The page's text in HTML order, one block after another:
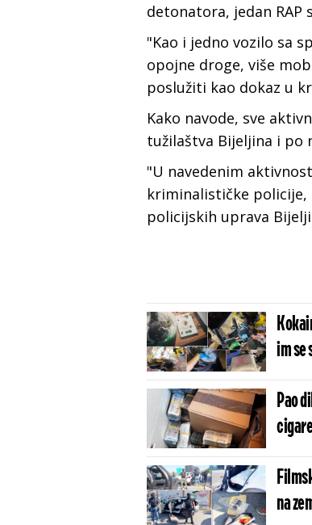
detonatora, jedan RAP
"Kao i jedno vozilo sa
opojne droge, više
poslužiti kao dokaz u
Kako navode, sve
tužilaštva Bijeljina i po
"U navedenim
kriminalističke policije,
policijskih uprava
im se
Pao
na